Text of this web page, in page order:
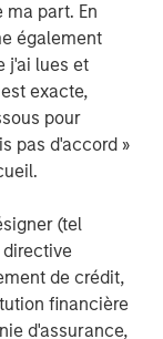
ma part. En
également
j'ai lues et
exacte,
pour
pas d'accord »
(tel
directive
de crédit,
financière
d'assurance,
Director and
these should
lower carbon,
environment
which
making
en masse.
love the product